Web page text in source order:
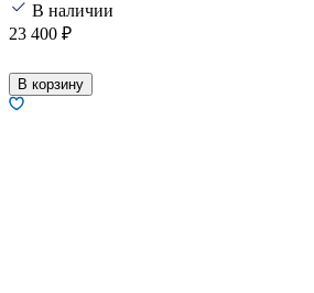
В наличии
23 400 ₽
В корзину